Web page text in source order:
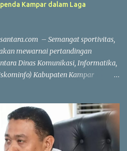
Kampar dalam Laga
– Semangat sportivitas,
mewarnai pertandingan
Dinas Komunikasi, Informatika,
Kabupaten Kampar
Kampar, Kamis (23/7/2026),
sekaligus menjaga
Sipil Negara (ASN) dan PPPK di
Kampar. Sejak peluit awal